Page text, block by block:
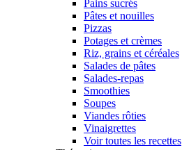
Pains sucrés
Pâtes et nouilles
Pizzas
Potages et crèmes
Riz, grains et céréales
Salades de pâtes
Salades-repas
Smoothies
Soupes
Viandes rôties
Vinaigrettes
Voir toutes les recettes